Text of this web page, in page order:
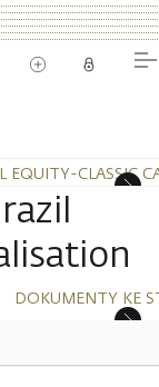
EQUITY-CLASSIC
DOKUMENTY KE